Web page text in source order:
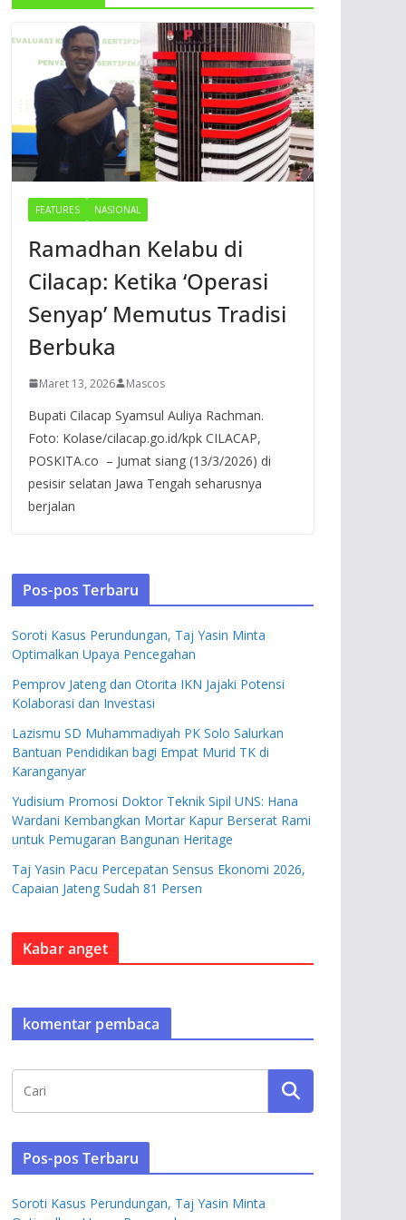
FEATURES NASIONAL
Ramadhan Kelabu di
Cilacap: Ketika ‘Operasi
Senyap’ Memutus Tradisi
Berbuka
Maret 13, 2026 Mascos
Bupati Cilacap Syamsul Auliya Rachman.
Foto: Kolase/cilacap.go.id/kpk CILACAP,
POSKITA.co – Jumat siang (13/3/2026) di
pesisir selatan Jawa Tengah seharusnya
berjalan
Pos-pos Terbaru
Soroti Kasus Perundungan, Taj Yasin Minta
Optimalkan Upaya Pencegahan
Pemprov Jateng dan Otorita IKN Jajaki Potensi
Kolaborasi dan Investasi
Lazismu SD Muhammadiyah PK Solo Salurkan
Bantuan Pendidikan bagi Empat Murid TK di
Karanganyar
Yudisium Promosi Doktor Teknik Sipil UNS: Hana
Wardani Kembangkan Mortar Kapur Berserat Rami
untuk Pemugaran Bangunan Heritage
Taj Yasin Pacu Percepatan Sensus Ekonomi 2026,
Capaian Jateng Sudah 81 Persen
Kabar anget
komentar pembaca
Pos-pos Terbaru
Soroti Kasus Perundungan, Taj Yasin Minta